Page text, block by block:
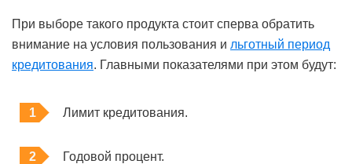
При выборе такого продукта стоит сперва обратить
внимание на условия пользования и льготный период
кредитования. Главными показателями при этом будут:
Лимит кредитования.
Годовой процент.